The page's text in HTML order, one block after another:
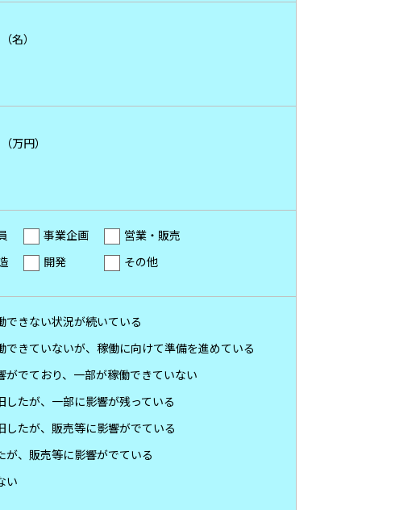
（名）
（万円）
事業企画
営業・販売
開発 その他
できない状況が続いている
できていないが、稼働に向けて準備を進めている
がでており、一部が稼働できていない
したが、一部に影響が残っている
したが、販売等に影響がでている
が、販売等に影響がでている
い